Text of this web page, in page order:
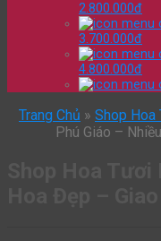
2.800.000đ
3.700.000đ
4.800.000đ
Trang Chủ » Shop Hoa
Phú Giáo –